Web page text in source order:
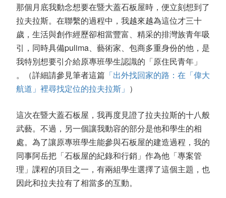
那個月底我動念想要在暨大蓋石板屋時，便立刻想到了
拉夫拉斯。在聯繫的過程中，我越來越為這位才三十
歲，生活與創作經歷卻相當豐富、精采的排灣族青年吸
引，同時具備pulima、藝術家、包商多重身份的他，是
我特別想要引介給原專班學生認識的「原住民青年」
。（詳細請參見筆者這篇 「出外找回家的路：在「偉大
航道」裡尋找定位的拉夫拉斯」 ）
這次在暨大蓋石板屋，我再度見證了拉夫拉斯的十八般
武藝。不過，另一個讓我動容的部分是他和學生的相
處。為了讓原專班學生能參與石板屋的建造過程，我的
同事阿岳把「石板屋的紀錄和行銷」作為他「專案管
理」課程的項目之一，有兩組學生選擇了這個主題，也
因此和拉夫拉有了相當多的互動。